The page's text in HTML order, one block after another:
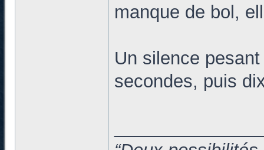
manque de bol,
Un silence pesant
secondes, puis